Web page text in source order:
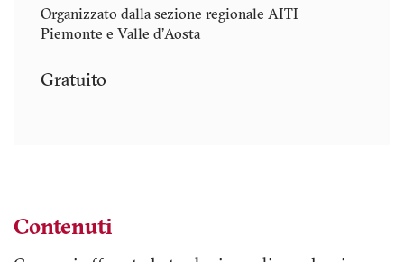
Organizzato dalla sezione regionale AITI
Piemonte e Valle d'Aosta
Gratuito
Contenuti